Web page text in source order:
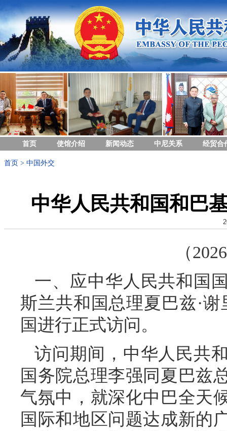
首页 使馆介绍 新闻动态 中尼关系 经贸合
首页 > 中国外交
中华人民共和国和巴
（
一、应中华人民共和国
斯兰共和国总理夏巴兹·谢
国进行正式访问。
访问期间，中华人民共
国务院总理李强同夏巴兹
气氛中，就深化中巴全天
国际和地区问题达成新的